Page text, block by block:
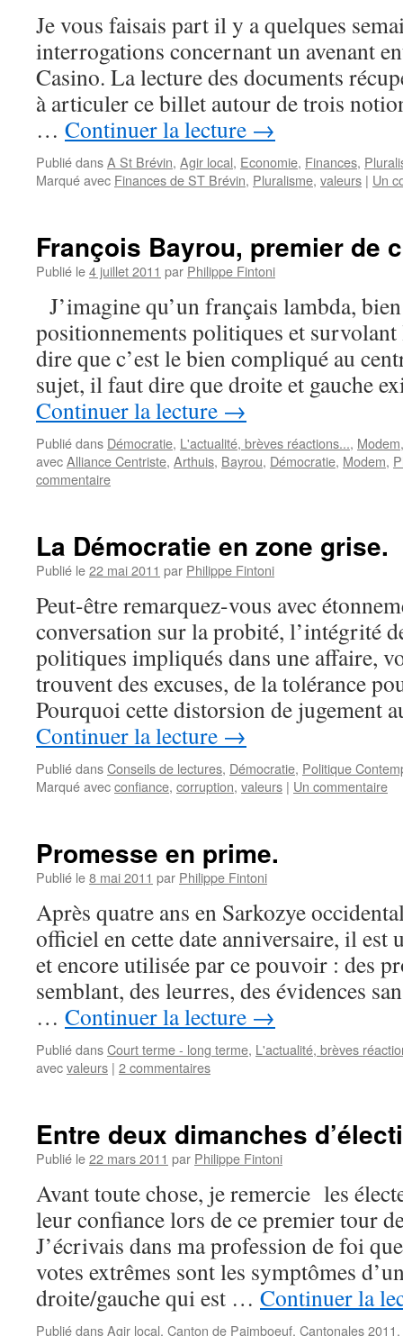
Je vous faisais part il y a quelques
interrogations concernant un avenant
Casino. La lecture des documents
à articuler ce billet autour de trois
… Continuer la lecture →
Publié dansA St Brévin, Agir local, Economie, Finances,
Marqué avec Finances de ST Brévin, Pluralisme, valeurs | Un
François Bayrou, premier de
Publié le4 juillet 2011 par Philippe Fintoni
J’imagine qu’un français lambda,
positionnements politiques et
dire que c’est le bien compliqué au
sujet, il faut dire que droite et gauche
Continuer la lecture →
Publié dans Démocratie, L'actualité, brèves réactions..., Modem
avecAlliance Centriste, Arthuis, Bayrou, Démocratie, Modem,
commentaire
La Démocratie en zone grise.
Publié le22 mai 2011 par Philippe Fintoni
Peut-être remarquez-vous avec
conversation sur la probité, l’intégrité
politiques impliqués dans une affaire,
trouvent des excuses, de la tolérance
Pourquoi cette distorsion de jugement
Continuer la lecture →
Publié dansConseils de lectures, Démocratie, Politique
Marqué avecconfiance, corruption, valeurs | Un commentaire
Promesse en prime.
Publié le8 mai 2011 par Philippe Fintoni
Après quatre ans en Sarkozye
officiel en cette date anniversaire, il est
et encore utilisée par ce pouvoir : des
semblant, des leurres, des évidences
… Continuer la lecture →
Publié dansCourt terme - long terme, L'actualité, brèves
avecvaleurs | 2 commentaires
Entre deux dimanches
Publié le22 mars 2011 par Philippe Fintoni
Avant toute chose, je remercie les
leur confiance lors de ce premier tour
J’écrivais dans ma profession de foi
votes extrêmes sont les symptômes
droite/gauche qui est … Continuer la
Publié dansAgir local, Canton de Paimboeuf, Cantonales 2011,